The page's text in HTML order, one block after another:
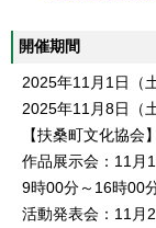
開催期間
2025年11月1日（
2025年11月8日（
【扶桑町文化協会】
作品展示会：11月
9時00分～16時00
活動発表会：11月2